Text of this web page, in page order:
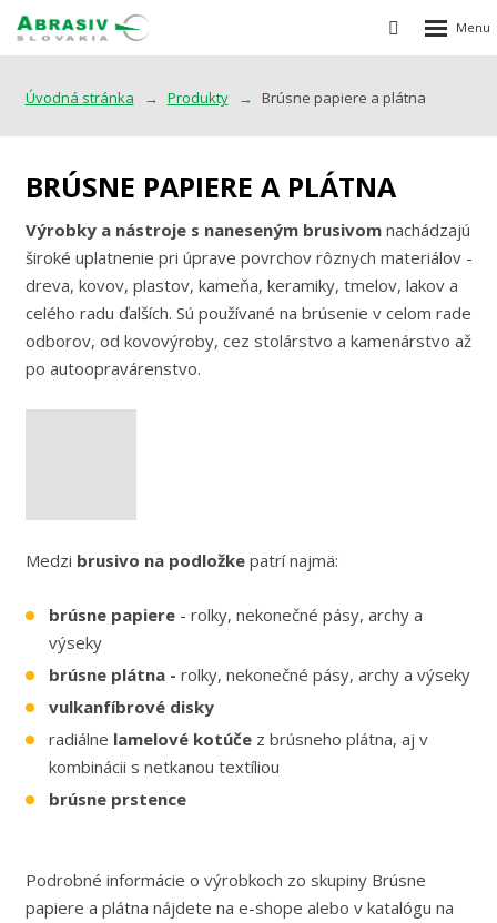
Vyhledávání
Rozbalení
menu
Úvodná stránka Produkty Brúsne papiere a plátna
BRÚSNE PAPIERE A PLÁTNA
Výrobky a nástroje s naneseným brusivomnachádzajú
široké uplatnenie pri úprave povrchov rôznych materiálov -
dreva, kovov, plastov, kameňa, keramiky, tmelov, lakov a
celého radu ďalších. Sú používané na brúsenie v celom rade
odborov, od kovovýroby, cez stolárstvo a kamenárstvo až
po autoopravárenstvo.
Medzi brusivo na podložkepatrí najmä:
brúsne papiere - rolky, nekonečné pásy, archy a
výseky
brúsne plátna - rolky, nekonečné pásy, archy a výseky
vulkanfíbrové disky
radiálne lamelové kotúčez brúsneho plátna, aj v
kombinácii s netkanou textíliou
brúsne prstence
Podrobné informácie o výrobkoch zo skupiny Brúsne
papiere a plátna nájdete na e-shope alebo v katalógu na